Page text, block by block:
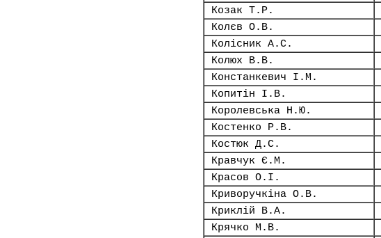
Козак Т.Р.
Колєв О.В.
Колісник А.С.
Колюх В.В.
Констанкевич І.М.
Копитін І.В.
Королевська Н.Ю.
Костенко Р.В.
Костюк Д.С.
Кравчук Є.М.
Красов О.І.
Криворучкіна О.В.
Криклій В.А.
Крячко М.В.